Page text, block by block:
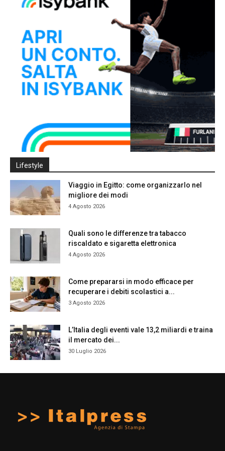
Lifestyle
Viaggio in Egitto: come organizzarlo nel
migliore dei modi
4 Agosto 2026
Quali sono le differenze tra tabacco
riscaldato e sigaretta elettronica
4 Agosto 2026
Come prepararsi in modo efficace per
recuperare i debiti scolastici a...
3 Agosto 2026
L’Italia degli eventi vale 13,2 miliardi e traina
il mercato dei...
30 Luglio 2026